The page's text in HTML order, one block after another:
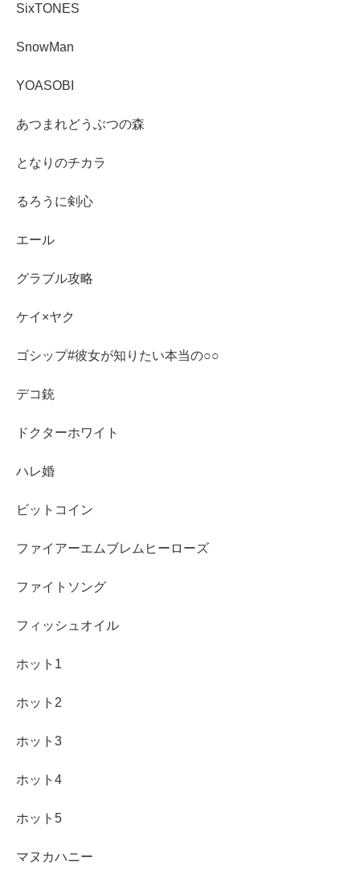
SixTONES
SnowMan
YOASOBI
あつまれどうぶつの森
となりのチカラ
るろうに剣心
エール
グラブル攻略
ケイ×ヤク
ゴシップ#彼女が知りたい本当の○○
デコ銃
ドクターホワイト
ハレ婚
ビットコイン
ファイアーエムブレムヒーローズ
ファイトソング
フィッシュオイル
ホット1
ホット2
ホット3
ホット4
ホット5
マヌカハニー